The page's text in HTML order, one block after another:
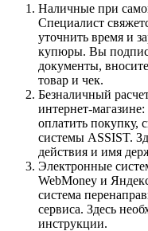
Наличные при
Специалист
уточнить время и
купюры. Вы
документы,
товар и чек.
Безналичный
интернет-
оплатить покупку,
системы ASSIST.
действия и имя
Электронные
WebMoney и
система
сервиса. Здесь
инструкции.